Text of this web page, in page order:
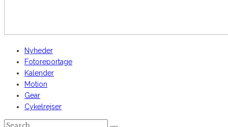
Nyheder
Fotoreportage
Kalender
Motion
Gear
Cykelrejser